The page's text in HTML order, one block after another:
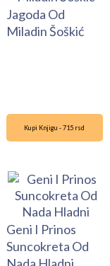
Jagoda Od
Miladin Šoškić
Kupi Knjigu - 715 rsd
Geni I Prinos
Suncokreta Od